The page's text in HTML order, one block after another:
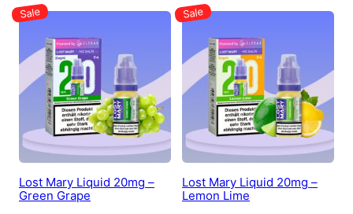
Lost Mary Liquid 20mg –
Green Grape
Lost Mary Liquid 20mg –
Lemon Lime